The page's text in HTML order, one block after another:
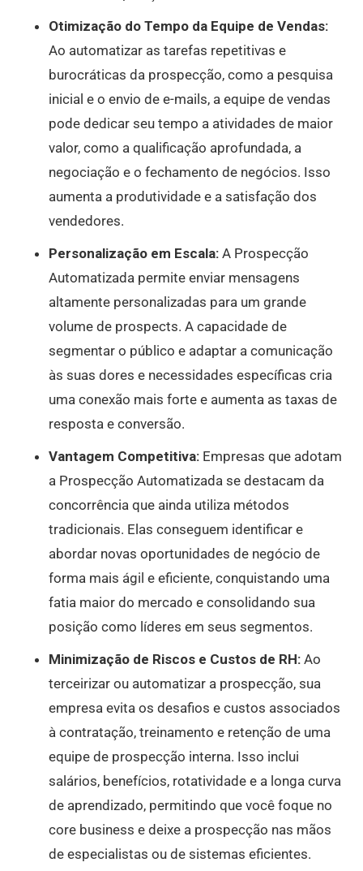
Otimização do Tempo da Equipe de Vendas:
Ao automatizar as tarefas repetitivas e
burocráticas da prospecção, como a pesquisa
inicial e o envio de e-mails, a equipe de vendas
pode dedicar seu tempo a atividades de maior
valor, como a qualificação aprofundada, a
negociação e o fechamento de negócios. Isso
aumenta a produtividade e a satisfação dos
vendedores.
Personalização em Escala: A Prospecção
Automatizada permite enviar mensagens
altamente personalizadas para um grande
volume de prospects. A capacidade de
segmentar o público e adaptar a comunicação
às suas dores e necessidades específicas cria
uma conexão mais forte e aumenta as taxas de
resposta e conversão.
Vantagem Competitiva: Empresas que adotam
a Prospecção Automatizada se destacam da
concorrência que ainda utiliza métodos
tradicionais. Elas conseguem identificar e
abordar novas oportunidades de negócio de
forma mais ágil e eficiente, conquistando uma
fatia maior do mercado e consolidando sua
posição como líderes em seus segmentos.
Minimização de Riscos e Custos de RH: Ao
terceirizar ou automatizar a prospecção, sua
empresa evita os desafios e custos associados
à contratação, treinamento e retenção de uma
equipe de prospecção interna. Isso inclui
salários, benefícios, rotatividade e a longa curva
de aprendizado, permitindo que você foque no
core business e deixe a prospecção nas mãos
de especialistas ou de sistemas eficientes.